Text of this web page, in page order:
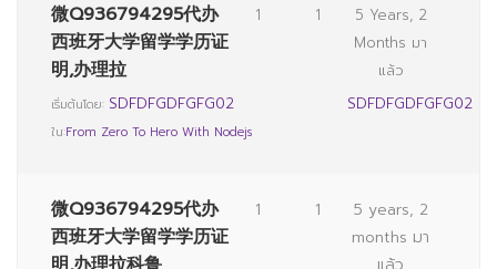
微Q936794295代办
西班牙大学留学学历证
明,办理拉
เริ่มต้นโดย: SDFDFGDFGFG02
ใน:From Zero To Hero With Nodejs
1 1
5 Years, 2
Months มา
แล้ว
SDFDFGDFGFG02
微Q936794295代办
西班牙大学留学学历证
1 1
5 years, 2
months มา